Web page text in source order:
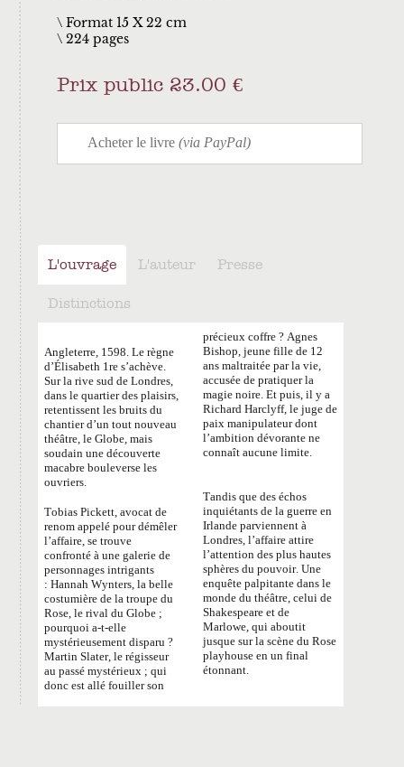
\ Format 15 X 22 cm
224 pages
Prix public 23.00 €
L'ouvrage L'auteur Presse
Distinctions
Angleterre, 1598. Le règne
d’Élisabeth 1re s’achève.
Sur la rive sud de Londres,
dans le quartier des plaisirs,
retentissent les bruits du
chantier d’un tout nouveau
théâtre, le Globe, mais
soudain une découverte
macabre bouleverse les
ouvriers.
Tobias Pickett, avocat de
renom appelé pour démêler
l’affaire, se trouve
confronté à une galerie de
personnages intrigants
: Hannah Wynters, la belle
costumière de la troupe du
Rose, le rival du Globe ;
pourquoi a-t-elle
mystérieusement disparu ?
Martin Slater, le régisseur
au passé mystérieux ; qui
donc est allé fouiller son
précieux coffre ? Agnes
Bishop, jeune fille de 12
ans maltraitée par la vie,
accusée de pratiquer la
magie noire. Et puis, il y a
Richard Harclyff, le juge de
paix manipulateur dont
l’ambition dévorante ne
connaît aucune limite.
Tandis que des échos
inquiétants de la guerre en
Irlande parviennent à
Londres, l’affaire attire
l’attention des plus hautes
sphères du pouvoir. Une
enquête palpitante dans le
monde du théâtre, celui de
Shakespeare et de
Marlowe, qui aboutit
jusque sur la scène du Rose
playhouse en un final
étonnant.